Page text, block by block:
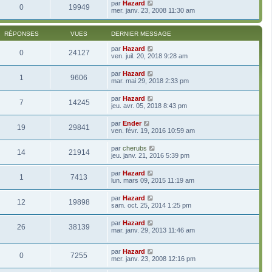
0 19949 par Hazard
mer. janv. 23, 2008 11:30 am
RÉPONSES VUES DERNIER MESSAGE
0 24127 par Hazard
ven. juil. 20, 2018 9:28 am
1 9606 par Hazard
mar. mai 29, 2018 2:33 pm
7 14245 par Hazard
jeu. avr. 05, 2018 8:43 pm
19 29841 par Ender
ven. févr. 19, 2016 10:59 am
14 21914 par cherubs
jeu. janv. 21, 2016 5:39 pm
1 7413 par Hazard
lun. mars 09, 2015 11:19 am
12 19898 par Hazard
sam. oct. 25, 2014 1:25 pm
26 38139 par Hazard
mar. janv. 29, 2013 11:46 am
0 7255 par Hazard
mer. janv. 23, 2008 12:16 pm